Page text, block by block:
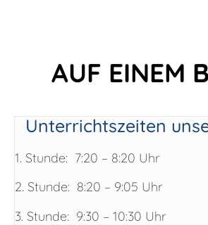
AUF EINEM
Unterrichtszeiten
1. Stunde: 7:20 – 8:20 Uhr
2. Stunde: 8:20 – 9:05 Uhr
3. Stunde: 9:30 – 10:30 Uhr